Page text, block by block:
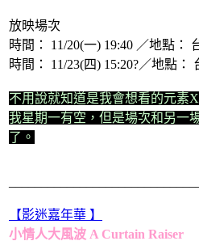
放映場次
時間： 11/20(一) 19:40 ／地點：
時間： 11/23(四) 15:20?／地點：
不用說就知道是我會想看的元素
我星期一有空，但是場次和另一
了。
【影迷嘉年華 】
小情人大風波 A Curtain Raiser